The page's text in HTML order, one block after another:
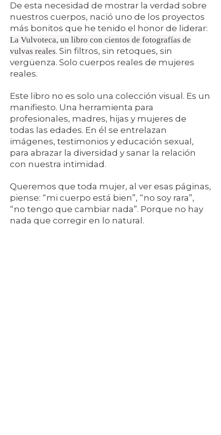
De esta necesidad de mostrar la verdad sobre
nuestros cuerpos, nació uno de los proyectos
más bonitos que he tenido el honor de liderar:
La Vulvoteca, un libro con cientos de fotografías de
vulvas reales. Sin filtros, sin retoques, sin
vergüenza. Solo cuerpos reales de mujeres
reales.
Este libro no es solo una colección visual. Es un
manifiesto. Una herramienta para
profesionales, madres, hijas y mujeres de
todas las edades. En él se entrelazan
imágenes, testimonios y educación sexual,
para abrazar la diversidad y sanar la relación
con nuestra intimidad.
Queremos que toda mujer, al ver esas páginas,
piense: “mi cuerpo está bien”, “no soy rara”,
“no tengo que cambiar nada”. Porque no hay
nada que corregir en lo natural.